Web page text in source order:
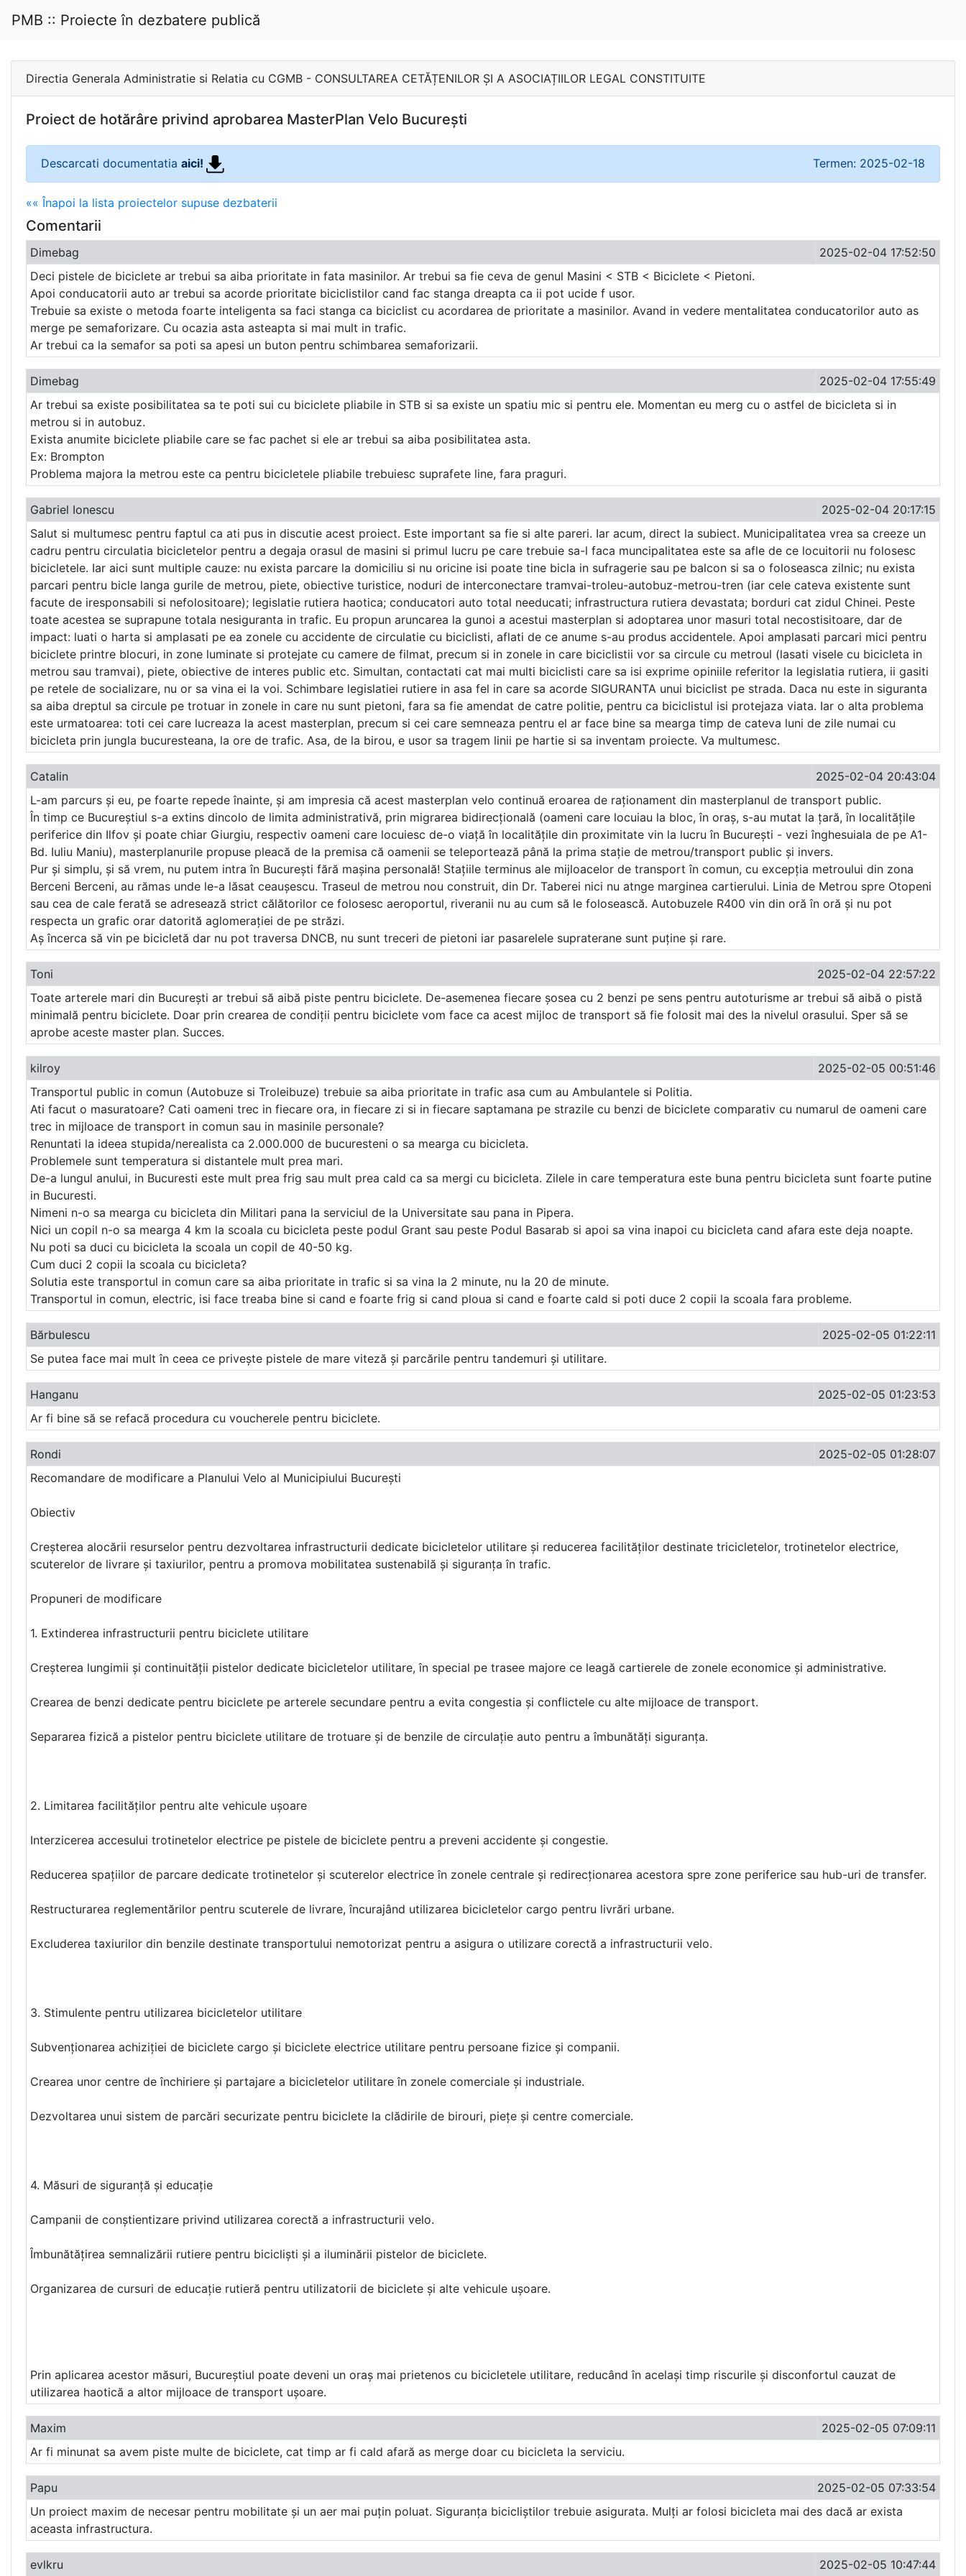
PMB :: Proiecte în dezbatere publică
Directia Generala Administratie si Relatia cu CGMB - CONSULTAREA CETĂȚENILOR ȘI A ASOCIAȚIILOR LEGAL CONSTITUITE
Proiect de hotărâre privind aprobarea MasterPlan Velo București
Descarcati documentatia aici! Termen: 2025-02-18
«« Înapoi la lista proiectelor supuse dezbaterii
Comentarii
Dimebag
2025-02-04 17:52:50
Deci pistele de biciclete ar trebui sa aiba prioritate in fata masinilor. Ar trebui sa fie ceva de genul Masini < STB < Biciclete < Pietoni.
Apoi conducatorii auto ar trebui sa acorde prioritate biciclistilor cand fac stanga dreapta ca ii pot ucide f usor.
Trebuie sa existe o metoda foarte inteligenta sa faci stanga ca biciclist cu acordarea de prioritate a masinilor. Avand in vedere mentalitatea conducatorilor auto as
merge pe semaforizare. Cu ocazia asta asteapta si mai mult in trafic.
Ar trebui ca la semafor sa poti sa apesi un buton pentru schimbarea semaforizarii.
Dimebag
2025-02-04 17:55:49
Ar trebui sa existe posibilitatea sa te poti sui cu biciclete pliabile in STB si sa existe un spatiu mic si pentru ele. Momentan eu merg cu o astfel de bicicleta si in
metrou si in autobuz.
Exista anumite biciclete pliabile care se fac pachet si ele ar trebui sa aiba posibilitatea asta.
Ex: Brompton
Problema majora la metrou este ca pentru bicicletele pliabile trebuiesc suprafete line, fara praguri.
Gabriel Ionescu
2025-02-04 20:17:15
Salut si multumesc pentru faptul ca ati pus in discutie acest proiect. Este important sa fie si alte pareri. Iar acum, direct la subiect. Municipalitatea vrea sa creeze un
cadru pentru circulatia bicicletelor pentru a degaja orasul de masini si primul lucru pe care trebuie sa-l faca muncipalitatea este sa afle de ce locuitorii nu folosesc
bicicletele. Iar aici sunt multiple cauze: nu exista parcare la domiciliu si nu oricine isi poate tine bicla in sufragerie sau pe balcon si sa o foloseasca zilnic; nu exista
parcari pentru bicle langa gurile de metrou, piete, obiective turistice, noduri de interconectare tramvai-troleu-autobuz-metrou-tren (iar cele cateva existente sunt
facute de iresponsabili si nefolositoare); legislatie rutiera haotica; conducatori auto total needucati; infrastructura rutiera devastata; borduri cat zidul Chinei. Peste
toate acestea se suprapune totala nesiguranta in trafic. Eu propun aruncarea la gunoi a acestui masterplan si adoptarea unor masuri total necostisitoare, dar de
impact: luati o harta si amplasati pe ea zonele cu accidente de circulatie cu biciclisti, aflati de ce anume s-au produs accidentele. Apoi amplasati parcari mici pentru
biciclete printre blocuri, in zone luminate si protejate cu camere de filmat, precum si in zonele in care biciclistii vor sa circule cu metroul (lasati visele cu bicicleta in
metrou sau tramvai), piete, obiective de interes public etc. Simultan, contactati cat mai multi biciclisti care sa isi exprime opiniile referitor la legislatia rutiera, ii gasiti
pe retele de socializare, nu or sa vina ei la voi. Schimbare legislatiei rutiere in asa fel in care sa acorde SIGURANTA unui biciclist pe strada. Daca nu este in siguranta
sa aiba dreptul sa circule pe trotuar in zonele in care nu sunt pietoni, fara sa fie amendat de catre politie, pentru ca biciclistul isi protejaza viata. Iar o alta problema
este urmatoarea: toti cei care lucreaza la acest masterplan, precum si cei care semneaza pentru el ar face bine sa mearga timp de cateva luni de zile numai cu
bicicleta prin jungla bucuresteana, la ore de trafic. Asa, de la birou, e usor sa tragem linii pe hartie si sa inventam proiecte. Va multumesc.
Catalin
2025-02-04 20:43:04
L-am parcurs și eu, pe foarte repede înainte, și am impresia că acest masterplan velo continuă eroarea de raționament din masterplanul de transport public.
În timp ce Bucureștiul s-a extins dincolo de limita administrativă, prin migrarea bidirecțională (oameni care locuiau la bloc, în oraș, s-au mutat la țară, în localitățile
periferice din Ilfov și poate chiar Giurgiu, respectiv oameni care locuiesc de-o viață în localitățile din proximitate vin la lucru în București - vezi înghesuiala de pe A1-
Bd. Iuliu Maniu), masterplanurile propuse pleacă de la premisa că oamenii se teleportează până la prima stație de metrou/transport public și invers.
Pur și simplu, și să vrem, nu putem intra în București fără mașina personală! Stațiile terminus ale mijloacelor de transport în comun, cu excepția metroului din zona
Berceni Berceni, au rămas unde le-a lăsat ceaușescu. Traseul de metrou nou construit, din Dr. Taberei nici nu atnge marginea cartierului. Linia de Metrou spre Otopeni
sau cea de cale ferată se adresează strict călătorilor ce folosesc aeroportul, riveranii nu au cum să le folosească. Autobuzele R400 vin din oră în oră și nu pot
respecta un grafic orar datorită aglomerației de pe străzi.
Aș încerca să vin pe bicicletă dar nu pot traversa DNCB, nu sunt treceri de pietoni iar pasarelele supraterane sunt puține și rare.
Toni
2025-02-04 22:57:22
Toate arterele mari din București ar trebui să aibă piste pentru biciclete. De-asemenea fiecare șosea cu 2 benzi pe sens pentru autoturisme ar trebui să aibă o pistă
minimală pentru biciclete. Doar prin crearea de condiții pentru biciclete vom face ca acest mijloc de transport să fie folosit mai des la nivelul orasului. Sper să se
aprobe aceste master plan. Succes.
kilroy
2025-02-05 00:51:46
Transportul public in comun (Autobuze si Troleibuze) trebuie sa aiba prioritate in trafic asa cum au Ambulantele si Politia.
Ati facut o masuratoare? Cati oameni trec in fiecare ora, in fiecare zi si in fiecare saptamana pe strazile cu benzi de biciclete comparativ cu numarul de oameni care
trec in mijloace de transport in comun sau in masinile personale?
Renuntati la ideea stupida/nerealista ca 2.000.000 de bucuresteni o sa mearga cu bicicleta.
Problemele sunt temperatura si distantele mult prea mari.
De-a lungul anului, in Bucuresti este mult prea frig sau mult prea cald ca sa mergi cu bicicleta. Zilele in care temperatura este buna pentru bicicleta sunt foarte putine
in Bucuresti.
Nimeni n-o sa mearga cu bicicleta din Militari pana la serviciul de la Universitate sau pana in Pipera.
Nici un copil n-o sa mearga 4 km la scoala cu bicicleta peste podul Grant sau peste Podul Basarab si apoi sa vina inapoi cu bicicleta cand afara este deja noapte.
Nu poti sa duci cu bicicleta la scoala un copil de 40-50 kg.
Cum duci 2 copii la scoala cu bicicleta?
Solutia este transportul in comun care sa aiba prioritate in trafic si sa vina la 2 minute, nu la 20 de minute.
Transportul in comun, electric, isi face treaba bine si cand e foarte frig si cand ploua si cand e foarte cald si poti duce 2 copii la scoala fara probleme.
Bărbulescu
2025-02-05 01:22:11
Se putea face mai mult în ceea ce privește pistele de mare viteză și parcările pentru tandemuri și utilitare.
Hanganu
2025-02-05 01:23:53
Ar fi bine să se refacă procedura cu voucherele pentru biciclete.
Rondi
2025-02-05 01:28:07
Recomandare de modificare a Planului Velo al Municipiului București
Obiectiv
Creșterea alocării resurselor pentru dezvoltarea infrastructurii dedicate bicicletelor utilitare și reducerea facilităților destinate tricicletelor, trotinetelor electrice,
scuterelor de livrare și taxiurilor, pentru a promova mobilitatea sustenabilă și siguranța în trafic.
Propuneri de modificare
1. Extinderea infrastructurii pentru biciclete utilitare
Creșterea lungimii și continuității pistelor dedicate bicicletelor utilitare, în special pe trasee majore ce leagă cartierele de zonele economice și administrative.
Crearea de benzi dedicate pentru biciclete pe arterele secundare pentru a evita congestia și conflictele cu alte mijloace de transport.
Separarea fizică a pistelor pentru biciclete utilitare de trotuare și de benzile de circulație auto pentru a îmbunătăți siguranța.
2. Limitarea facilităților pentru alte vehicule ușoare
Interzicerea accesului trotinetelor electrice pe pistele de biciclete pentru a preveni accidente și congestie.
Reducerea spațiilor de parcare dedicate trotinetelor și scuterelor electrice în zonele centrale și redirecționarea acestora spre zone periferice sau hub-uri de transfer.
Restructurarea reglementărilor pentru scuterele de livrare, încurajând utilizarea bicicletelor cargo pentru livrări urbane.
Excluderea taxiurilor din benzile destinate transportului nemotorizat pentru a asigura o utilizare corectă a infrastructurii velo.
3. Stimulente pentru utilizarea bicicletelor utilitare
Subvenționarea achiziției de biciclete cargo și biciclete electrice utilitare pentru persoane fizice și companii.
Crearea unor centre de închiriere și partajare a bicicletelor utilitare în zonele comerciale și industriale.
Dezvoltarea unui sistem de parcări securizate pentru biciclete la clădirile de birouri, piețe și centre comerciale.
4. Măsuri de siguranță și educație
Campanii de conștientizare privind utilizarea corectă a infrastructurii velo.
Îmbunătățirea semnalizării rutiere pentru bicicliști și a iluminării pistelor de biciclete.
Organizarea de cursuri de educație rutieră pentru utilizatorii de biciclete și alte vehicule ușoare.
Prin aplicarea acestor măsuri, Bucureștiul poate deveni un oraș mai prietenos cu bicicletele utilitare, reducând în același timp riscurile și disconfortul cauzat de
utilizarea haotică a altor mijloace de transport ușoare.
Maxim
2025-02-05 07:09:11
Ar fi minunat sa avem piste multe de biciclete, cat timp ar fi cald afară as merge doar cu bicicleta la serviciu.
Papu
2025-02-05 07:33:54
Un proiect maxim de necesar pentru mobilitate și un aer mai puțin poluat. Siguranța bicicliștilor trebuie asigurata. Mulți ar folosi bicicleta mai des dacă ar exista
aceasta infrastructura.
evlkru 2025-02-05 10:47:44